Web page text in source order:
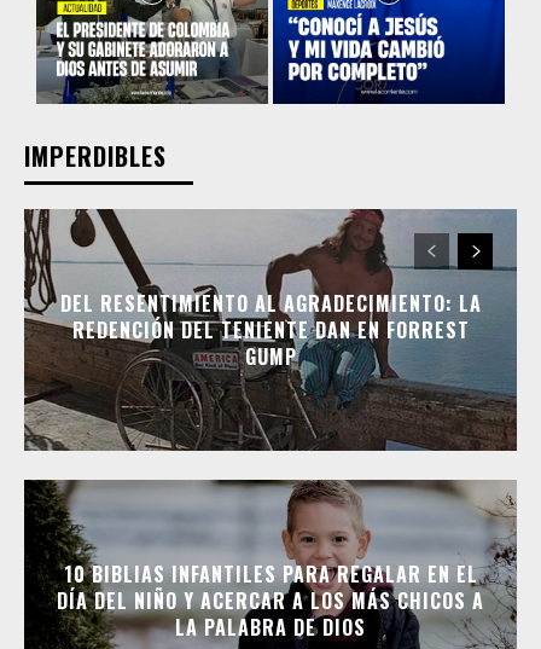
IMPERDIBLES
DEL RESENTIMIENTO AL AGRADECIMIENTO: LA
REDENCIÓN DEL TENIENTE DAN EN FORREST
GUMP
10 BIBLIAS INFANTILES PARA REGALAR EN EL
DÍA DEL NIÑO Y ACERCAR A LOS MÁS CHICOS A
LA PALABRA DE DIOS